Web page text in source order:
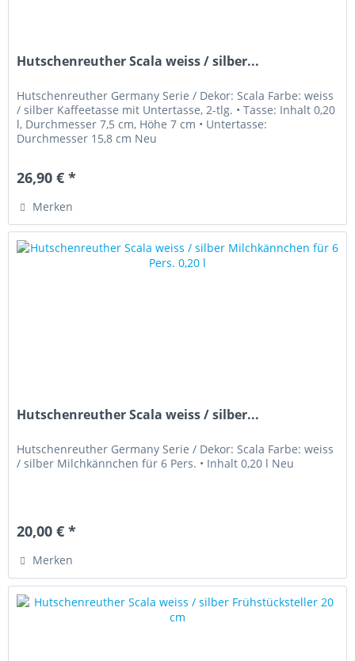
Hutschenreuther Scala weiss / silber...
Hutschenreuther Germany Serie / Dekor: Scala Farbe: weiss
/ silber Kaffeetasse mit Untertasse, 2-tlg. • Tasse: Inhalt 0,20
l, Durchmesser 7,5 cm, Höhe 7 cm • Untertasse:
Durchmesser 15,8 cm Neu
26,90 € *
Merken
Hutschenreuther Scala weiss / silber...
Hutschenreuther Germany Serie / Dekor: Scala Farbe: weiss
/ silber Milchkännchen für 6 Pers. • Inhalt 0,20 l Neu
20,00 € *
Merken